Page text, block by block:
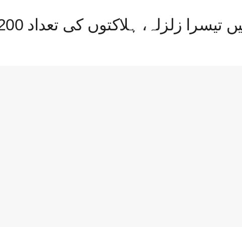
ہلاکتوں کی تعداد 2,200 سے تجاوز کر گئی